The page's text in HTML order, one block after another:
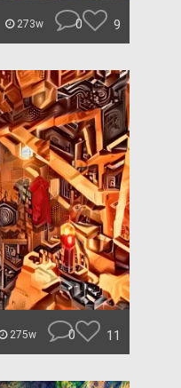
273w 0 9
275w 0 11